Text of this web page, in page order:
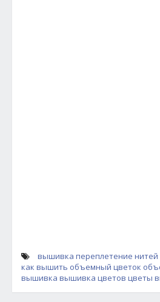
вышивка переплетение нитей
как вышить объемный цветок
вышивка вышивка цветов цветы